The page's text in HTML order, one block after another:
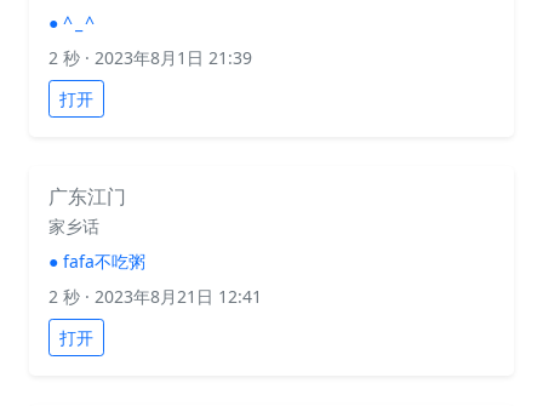
● ^ _ ^
2 秒 · 2023年8月1日 21:39
打开
广东江门
家乡话
● fafa不吃粥
2 秒 · 2023年8月21日 12:41
打开